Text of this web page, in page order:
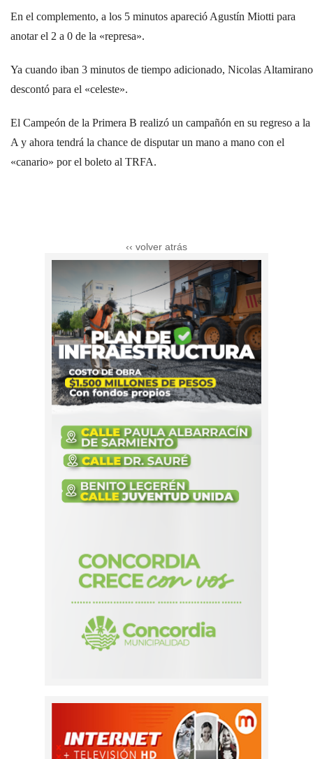
En el complemento, a los 5 minutos apareció Agustín Miotti para
anotar el 2 a 0 de la «represa».
Ya cuando iban 3 minutos de tiempo adicionado, Nicolas Altamirano
descontó para el «celeste».
El Campeón de la Primera B realizó un campañón en su regreso a la
A y ahora tendrá la chance de disputar un mano a mano con el
«canario» por el boleto al TRFA.
‹‹ volver atrás